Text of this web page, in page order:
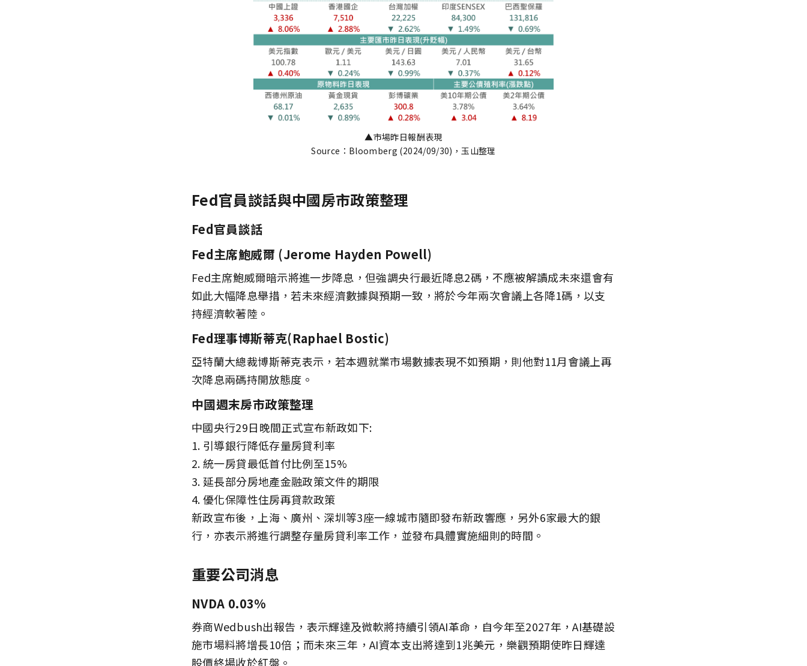
▲市場昨日報酬表現
Source：Bloomberg (2024/09/30)，玉山整理
Fed官員談話與中國房市政策整理
Fed官員談話
Fed主席鮑威爾 (Jerome Hayden Powell)
Fed主席鮑威爾暗示將進一步降息，但強調央行最近降息2碼，不應被解讀成未來還會有
如此大幅降息舉措，若未來經濟數據與預期一致，將於今年兩次會議上各降1碼，以支
持經濟軟著陸。
Fed理事博斯蒂克(Raphael Bostic)
亞特蘭大總裁博斯蒂克表示，若本週就業市場數據表現不如預期，則他對11月會議上再
次降息兩碼持開放態度。
中國週末房市政策整理
中國央行29日晚間正式宣布新政如下:
1. 引導銀行降低存量房貸利率
2. 統一房貸最低首付比例至15%
3. 延長部分房地產金融政策文件的期限
4. 優化保障性住房再貸款政策
新政宣布後，上海、廣州、深圳等3座一線城市隨即發布新政響應，另外6家最大的銀
行，亦表示將進行調整存量房貸利率工作，並發布具體實施細則的時間。
重要公司消息
NVDA 0.03%
券商Wedbush出報告，表示輝達及微軟將持續引領AI革命，自今年至2027年，AI基礎設
施市場料將增長10倍；而未來三年，AI資本支出將達到1兆美元，樂觀預期使昨日輝達
股價終場收於紅盤。